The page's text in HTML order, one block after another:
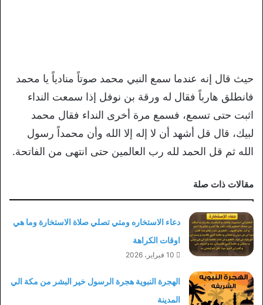
حيث قال إنه عندما سمع النبي محمد صوتاً منادياً يا محمد
فانطلق هارباً فقال له ورقة بن نوفل إذا سمعت النداء
اثبت حتى تسمع، فسمع مرة أخرى النداء فقال محمد
لبيك، قال قل أشهد أن لا إله إلا الله وأن محمداً رسول
الله ثم قل الحمد لله رب العالمين حتى انتهى من الفاتحة.
مقالات ذات صلة
دعاء الاستخاره ومتي تصلي صلاة الاستخارة وما هي
اوقات الكراهة
10 فبراير، 2026
الهجرة النبوية هجرة الرسول خير البشر من مكة الي
المدينة